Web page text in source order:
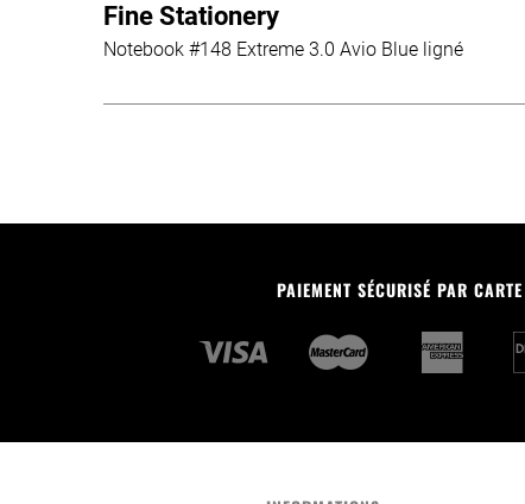
Fine Stationery
Notebook #148 Extreme 3.0 Avio Blue ligné
PAIEMENT SÉCURISÉ PAR